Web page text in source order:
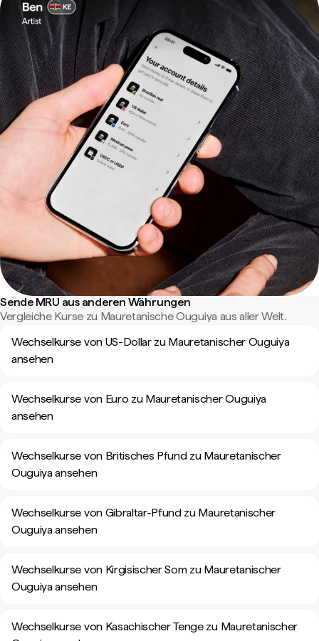
Sende MRU aus anderen Währungen
Vergleiche Kurse zu Mauretanische Ouguiya aus aller Welt.
Wechselkurse von US-Dollar zu Mauretanischer Ouguiya
ansehen
Wechselkurse von Euro zu Mauretanischer Ouguiya
ansehen
Wechselkurse von Britisches Pfund zu Mauretanischer
Ouguiya ansehen
Wechselkurse von Gibraltar-Pfund zu Mauretanischer
Ouguiya ansehen
Wechselkurse von Kirgisischer Som zu Mauretanischer
Ouguiya ansehen
Wechselkurse von Kasachischer Tenge zu Mauretanischer